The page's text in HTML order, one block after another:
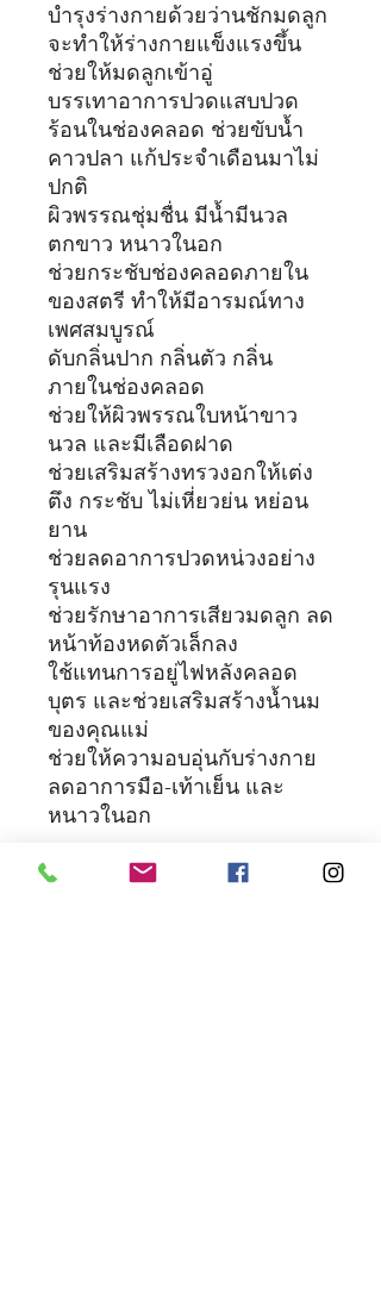
บำรุงร่างกายด้วยว่านชักมดลูก
จะทำให้ร่างกายแข็งแรงขึ้น
ช่วยให้มดลูกเข้าอู่
บรรเทาอาการปวดแสบปวด
ร้อนในช่องคลอด ช่วยขับน้ำ
คาวปลา แก้ประจำเดือนมาไม่
ปกติ
ผิวพรรณชุ่มชื่น มีน้ำมีนวล
ตกขาว หนาวในอก
ช่วยกระชับช่องคลอดภายใน
ของสตรี ทำให้มีอารมณ์ทาง
เพศสมบูรณ์
ดับกลิ่นปาก กลิ่นตัว กลิ่น
ภายในช่องคลอด
ช่วยให้ผิวพรรณใบหน้าขาว
นวล และมีเลือดฝาด
ช่วยเสริมสร้างทรวงอกให้เต่ง
ตึง กระชับ ไม่เหี่ยวย่น หย่อน
ยาน
ช่วยลดอาการปวดหน่วงอย่าง
รุนแรง
ช่วยรักษาอาการเสียวมดลูก ลด
หน้าท้องหดตัวเล็กลง
ใช้แทนการอยู่ไฟหลังคลอด
บุตร และช่วยเสริมสร้างน้ำนม
ของคุณแม่
ช่วยให้ความอบอุ่นกับร่างกาย
ลดอาการมือ-เท้าเย็น และ
หนาวในอก
เมื่อบำรุงร่างกายด้วยว่านชัก